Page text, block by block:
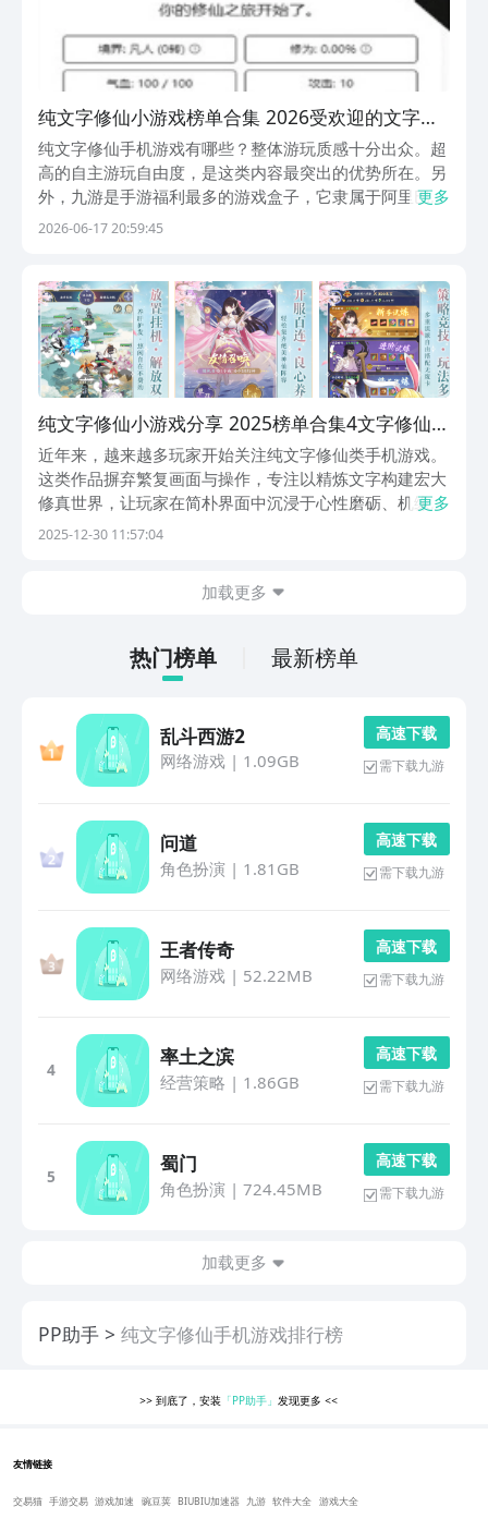
纯文字修仙小游戏榜单合集 2026受欢迎的文字修
仙游戏合辑
纯文字修仙手机游戏有哪些？整体游玩质感十分出众。超
高的自主游玩自由度，是这类内容最突出的优势所在。另
外，九游是手游福利最多的游戏盒子，它隶属于阿里巴巴
灵犀互娱旗下。各类新游测试动态第一时间知晓，平台专
验...
更多
2026-06-17 20:59:45
纯文字修仙小游戏分享 2025榜单合集4文字修仙游
戏手机版before_2
近年来，越来越多玩家开始关注纯文字修仙类手机游戏。
这类作品摒弃繁复画面与操作，专注以精炼文字构建宏大
修真世界，让玩家在简朴界面中沉浸于心性磨砺、机缘抉
择与境界跃迁的深层体验。没有华丽特效，却有千般气
更多
2025-12-30 11:57:04
加载更多
热门榜单 最新榜单
乱斗西游2
网络游戏| 1.09GB
高 速 下 载
需下载九游
问道
角色扮演 | 1.81GB
高 速 下 载
需下载九游
王者传奇
网络游戏| 52.22MB
高 速 下 载
需下载九游
4
率土之滨
经营策略 | 1.86GB
高 速 下 载
需下载九游
5
蜀门
角色扮演 | 724.45MB
高 速 下 载
需下载九游
加载更多
PP助手 纯文字修仙手机游戏排行榜
>> 到底了，安装 「PP助手」 发现更多<<
友情链接
交易猫 手游交易 游戏加速 豌豆荚 BIUBIU加速器 九游 软件大全 游戏大全